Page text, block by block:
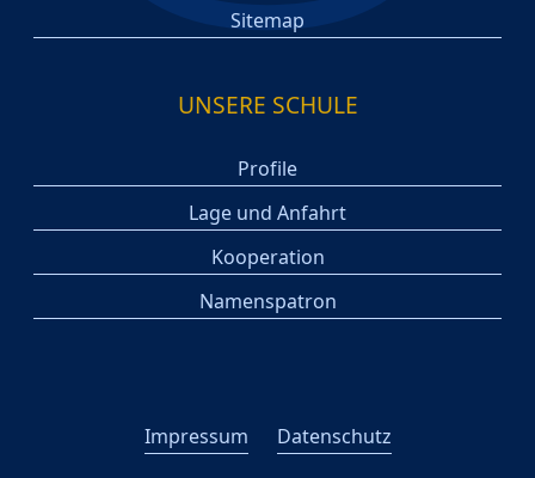
Sitemap
UNSERE SCHULE
Profile
Lage und Anfahrt
Kooperation
Namenspatron
Impressum Datenschutz